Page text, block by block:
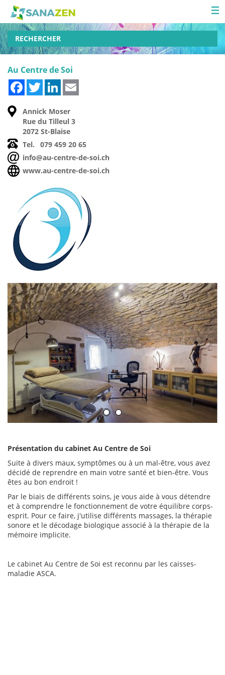
RECHERCHER
Au Centre de Soi
FacebookTwitterLinkedIn
Annick Moser
Rue du Tilleul 3
2072 St-Blaise
Tel.
079 459 20 65
info@au-centre-de-soi.ch
www.au-centre-de-soi.ch
Présentation du cabinet Au Centre de Soi
Suite à divers maux, symptômes ou à un mal-être, vous avez
décidé de reprendre en main votre santé et bien-être. Vous
êtes au bon endroit !
Par le biais de différents soins, je vous aide à vous détendre
et à comprendre le fonctionnement de votre équilibre corps-
esprit. Pour ce faire, j'utilise différents massages, la thérapie
sonore et le décodage biologique associé à la thérapie de la
mémoire implicite.
Le cabinet Au Centre de Soi est reconnu par les caisses-
maladie ASCA.